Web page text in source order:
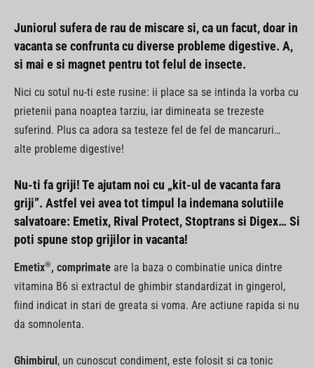
Juniorul sufera de rau de miscare si, ca un facut, doar in
vacanta se confrunta cu diverse probleme digestive. A,
si mai e si magnet pentru tot felul de insecte.
Nici cu sotul nu-ti este rusine: ii place sa se intinda la vorba cu
prietenii pana noaptea tarziu, iar dimineata se trezeste
suferind. Plus ca adora sa testeze fel de fel de mancaruri…
alte probleme digestive!
Nu-ti fa griji! Te ajutam noi cu „kit-ul de vacanta fara
griji”. Astfel vei avea tot timpul la indemana solutiile
salvatoare: Emetix, Rival Protect, Stoptrans si Digex… Si
poti spune stop grijilor in vacanta!
Emetix®, comprimate are la baza o combinatie unica dintre
vitamina B6 si extractul de ghimbir standardizat in gingerol,
fiind indicat in stari de greata si voma. Are actiune rapida si nu
da somnolenta.
Ghimbirul, un cunoscut condiment, este folosit si ca tonic